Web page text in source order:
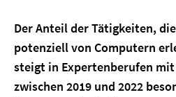
Der Anteil der Tätigkeiten,
potenziell von Computern
steigt in Expertenberufen
zwischen 2019 und 2022